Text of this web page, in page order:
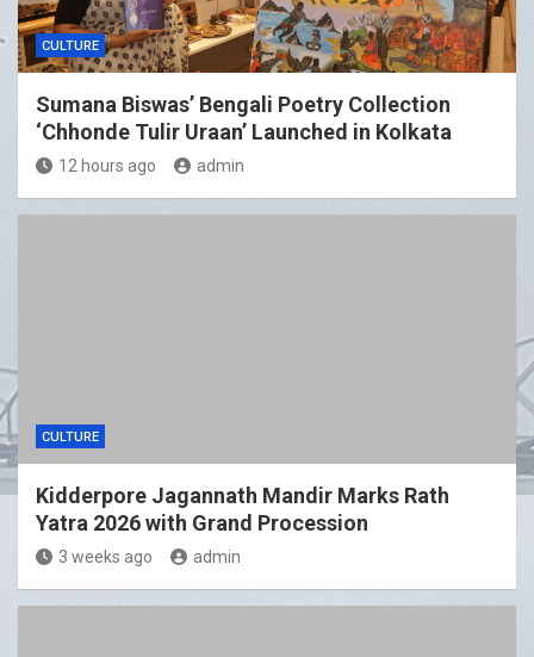
CULTURE
Sumana Biswas’ Bengali Poetry Collection
‘Chhonde Tulir Uraan’ Launched in Kolkata
12 hours ago admin
CULTURE
Kidderpore Jagannath Mandir Marks Rath
Yatra 2026 with Grand Procession
3 weeks ago admin